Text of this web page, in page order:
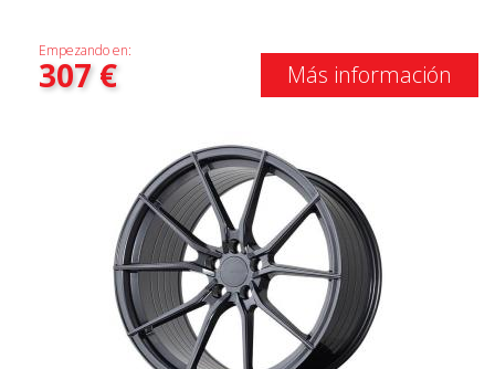
Empezando en:
307€ Más información